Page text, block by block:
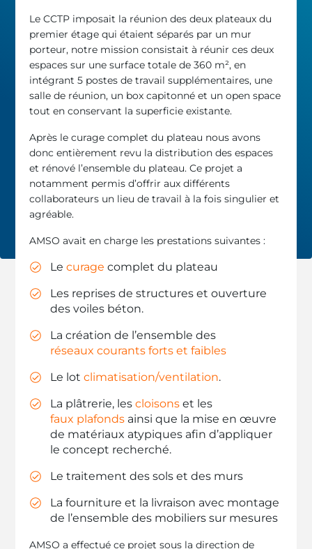
Le CCTP imposait la réunion des deux plateaux du
premier étage qui étaient séparés par un mur
porteur, notre mission consistait à réunir ces deux
espaces sur une surface totale de 360 m², en
intégrant 5 postes de travail supplémentaires, une
salle de réunion, un box capitonné et un open space
tout en conservant la superficie existante.
Après le curage complet du plateau nous avons
donc entièrement revu la distribution des espaces
et rénové l’ensemble du plateau. Ce projet a
notamment permis d’offrir aux différents
collaborateurs un lieu de travail à la fois singulier et
agréable.
AMSO avait en charge les prestations suivantes :
Lecurage complet du plateau
Les reprises de structures et ouverture
des voiles béton.
La création de l’ensemble des
réseaux courants forts et faibles
Le lotclimatisation/ventilation.
La plâtrerie, lescloisons et les
faux plafonds ainsi que la mise en œuvre
de matériaux atypiques afin d’appliquer
le concept recherché.
Le traitement des sols et des murs
La fourniture et la livraison avec montage
de l’ensemble des mobiliers sur mesures
AMSO a effectué ce projet sous la direction de